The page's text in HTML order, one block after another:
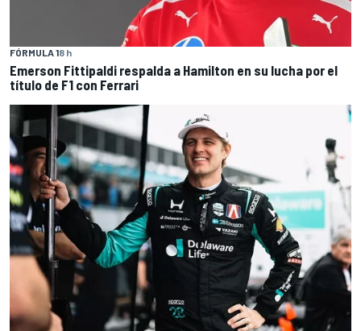
FÓRMULA 18 h
Emerson Fittipaldi respalda a Hamilton en su lucha por el
título de F1 con Ferrari